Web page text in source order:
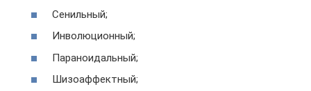
Сенильный;
Инволюционный;
Параноидальный;
Шизоаффектный;